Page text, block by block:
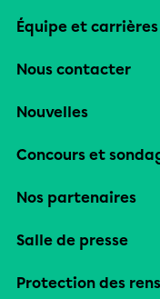
Équipe et carrières
Nous contacter
Nouvelles
Concours et
Nos partenaires
Salle de presse
Protection des